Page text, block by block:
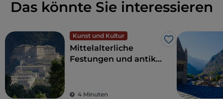
Das könnte Sie interessieren
Kunst und Kultur
Like
Mittelalterliche
Festungen und antike
Europas: das Aostatal
4 Minuten